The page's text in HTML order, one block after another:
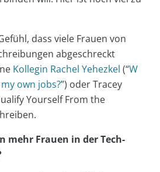
dass viele Frauen von
abgeschreckt
Kollegin Rachel Yehezkel (“W
own jobs?”) oder Tracey
Yourself From the
mehr Frauen in der Tech-